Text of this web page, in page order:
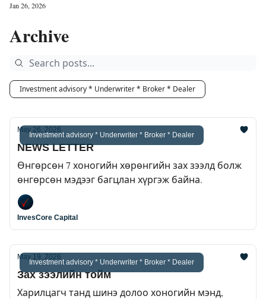
Jan 26, 2026
Archive
Investment advisory * Underwriter * Broker * Dealer
Investment advisory * Underwriter * Broker * Dealer
May 26, 2026
NEWS LETTER
Өнгөрсөн 7 хоногийн хөрөнгийн зах зээлд болж
өнгөрсөн мэдээг багцлан хүргэж байна.
InvesCore Capital
Investment advisory * Underwriter * Broker * Dealer
May 19, 2026
Зах зээлийн тойм
Харилцагч танд шинэ долоо хоногийн мэнд,